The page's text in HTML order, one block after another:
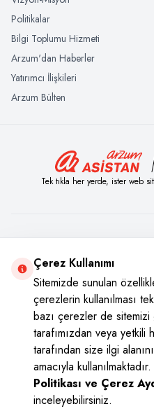
Politikalar
Bilgi Toplumu Hizmeti
Arzum'dan Haberler
Yatırımcı İlişkileri
Arzum Bülten
Tek tıkla her yerde, ister web
Çerez Kullanımı
Sitemizde sunulan
çerezlerin kullanılması
bazı çerezler de sitemizi
tarafımızdan veya yetkili
tarafından size ilgi
amacıyla
Politikası ve Çerez
inceleyebilirsiniz.